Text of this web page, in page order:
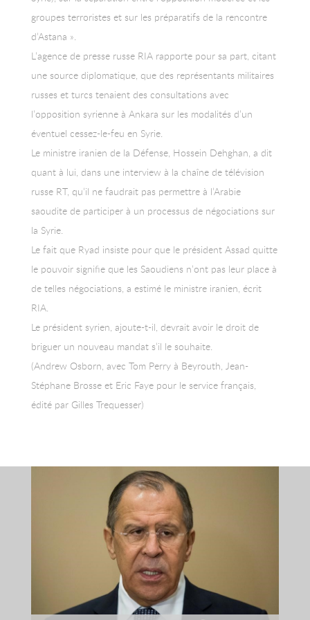
groupes terroristes et sur les préparatifs de la rencontre
d’Astana ».
L’agence de presse russe RIA rapporte pour sa part, citant
une source diplomatique, que des représentants militaires
russes et turcs tenaient des consultations avec
l’opposition syrienne à Ankara sur les modalités d’un
éventuel cessez-le-feu en Syrie.
Le ministre iranien de la Défense, Hossein Dehghan, a dit
quant à lui, dans une interview à la chaîne de télévision
russe RT, qu’il ne faudrait pas permettre à l’Arabie
saoudite de participer à un processus de négociations sur
la Syrie.
Le fait que Ryad insiste pour que le président Assad quitte
le pouvoir signifie que les Saoudiens n’ont pas leur place à
de telles négociations, a estimé le ministre iranien, écrit
RIA.
Le président syrien, ajoute-t-il, devrait avoir le droit de
briguer un nouveau mandat s’il le souhaite.
(Andrew Osborn, avec Tom Perry à Beyrouth, Jean-
Stéphane Brosse et Eric Faye pour le service français,
édité par Gilles Trequesser)